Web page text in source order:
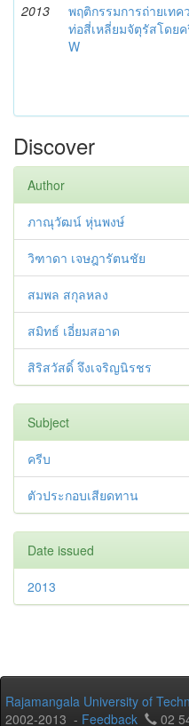
2013
พฤติกรรมการถ่ายเท
ท่อสี่เหลี่ยมจัตุรัสโดย
W
Discover
Author
ภาณุวัฒน์ หุ่นพงษ์
วิฑาดา เจษฎารัตนชัย
สมพล สกุลหลง
สมิทธ์ เอี่ยมสอาด
สิริสวัสดิ์ จึงเจริญนิรชร
Subject
ครีบ
ตัวประกอบเสียดทาน
Date issued
2013
Rajamangala University of
2002-2013 - Feedback 02